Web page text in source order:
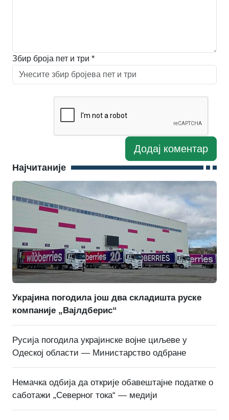
Збир броја пет и три *
Најчитаније
Украјина погодила још два складишта руске
компаније „Вајлдберис“
Русија погодила украјинске војне циљеве у
Одеској области — Министарство одбране
Немачка одбија да открије обавештајне податке о
саботажи „Северног тока“ — медији